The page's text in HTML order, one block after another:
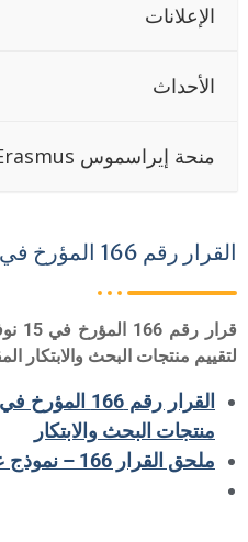
الإعلانات
الأحداث
منحة إيراسموس Erasmus
رقم 166 المؤرخ في 15 نوفمبر 2025
منتجات البحث والابتكار
منتجات البحث والابتكار
ملحق القرار 166 – نموذج عرض المنتج